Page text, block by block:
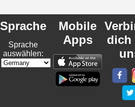
Sprache
Sprache
auswählen:
Mobile
Apps
dich